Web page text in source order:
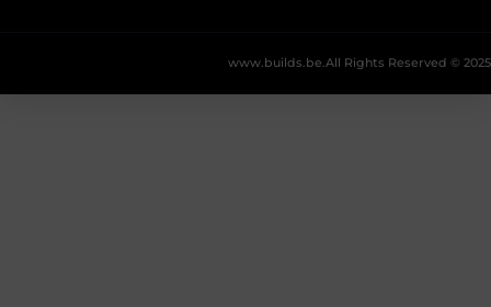
All Rights Reserved © 2025
www.builds.be.